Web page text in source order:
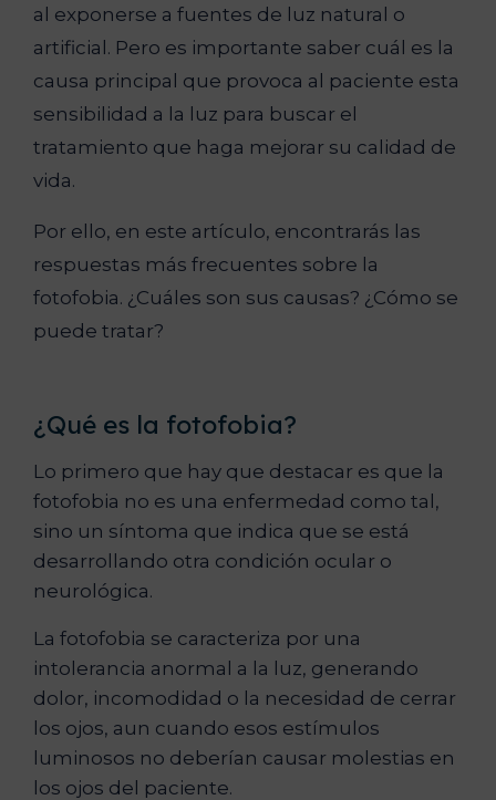
al exponerse a fuentes de luz natural o
artificial. Pero es importante saber cuál es la
causa principal que provoca al paciente esta
sensibilidad a la luz para buscar el
tratamiento que haga mejorar su calidad de
vida.
Por ello, en este artículo, encontrarás las
respuestas más frecuentes sobre la
fotofobia. ¿Cuáles son sus causas? ¿Cómo se
puede tratar?
¿Qué es la fotofobia?
Lo primero que hay que destacar es que la
fotofobia no es una enfermedad como tal,
sino un síntoma que indica que se está
desarrollando otra condición ocular o
neurológica.
La fotofobia se caracteriza por una
intolerancia anormal a la luz, generando
dolor, incomodidad o la necesidad de cerrar
los ojos, aun cuando esos estímulos
luminosos no deberían causar molestias en
los ojos del paciente.